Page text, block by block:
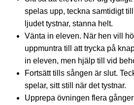
spelas upp, teckna samtidigt
ljudet tystnar, stanna helt.
Vänta in eleven. När hen vill
uppmuntra till att trycka på
in eleven, men hjälp till vid
Fortsätt tills sången är slut.
spelar, sitt still när det tystnar.
Upprepa övningen flera